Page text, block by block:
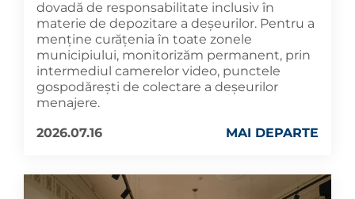
dovadă de responsabilitate inclusiv în
materie de depozitare a deșeurilor. Pentru a
menține curățenia în toate zonele
municipiului, monitorizăm permanent, prin
intermediul camerelor video, punctele
gospodărești de colectare a deșeurilor
menajere.
2026.07.16
MAI DEPARTE